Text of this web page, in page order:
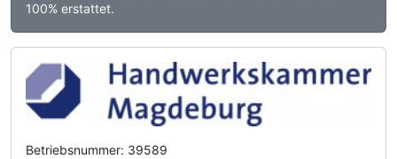
100% erstattet.
Betriebsnummer: 39589